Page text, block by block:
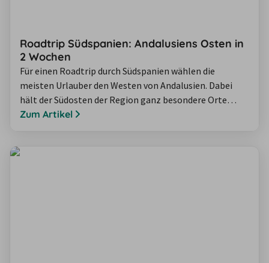
Roadtrip Südspanien: Andalusiens Osten in
2 Wochen
Für einen Roadtrip durch Südspanien wählen die
meisten Urlauber den Westen von Andalusien. Dabei
hält der Südosten der Region ganz besondere Orte
bereit – von maurischer und islamischer Architektur
Zum Artikel